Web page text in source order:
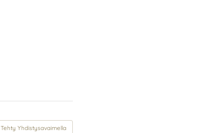
Tehty Yhdistysavaimella